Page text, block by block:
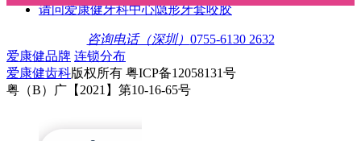
请问爱康健牙科中心隐形牙套咬胶
咨询电话（深圳） 0755-6130 2632
爱康健品牌 连锁分布
爱康健齿科版权所有 粤ICP备12058131号
粤（B）广【2021】第10-16-65号